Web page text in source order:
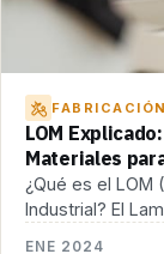
LOM
Materiales
¿Qué es el LOM
Industrial? El
ENE 2024